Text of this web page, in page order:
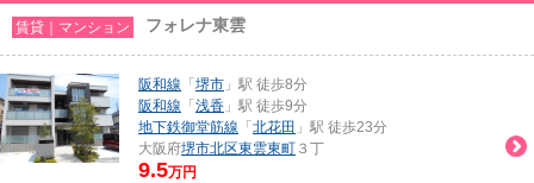
賃貸｜マンション フォレナ東雲
阪和線 「 堺市 」駅 徒歩8分
阪和線 「 浅香 」駅 徒歩9分
地下鉄御堂筋線 「 北花田 」駅 徒歩23分
大阪府堺市北区東雲東町 ３丁
9.5万円